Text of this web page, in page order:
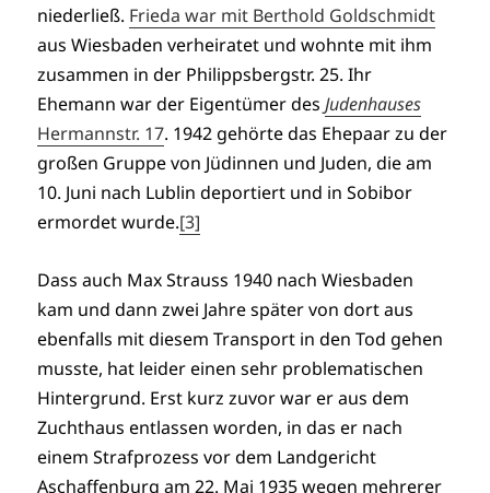
niederließ. Frieda war mit Berthold Goldschmidt
aus Wiesbaden verheiratet und wohnte mit ihm
zusammen in der Philippsbergstr. 25. Ihr
Ehemann war der Eigentümer desJudenhauses
Hermannstr. 17. 1942 gehörte das Ehepaar zu der
großen Gruppe von Jüdinnen und Juden, die am
10. Juni nach Lublin deportiert und in Sobibor
ermordet wurde.[3]
Dass auch Max Strauss 1940 nach Wiesbaden
kam und dann zwei Jahre später von dort aus
ebenfalls mit diesem Transport in den Tod gehen
musste, hat leider einen sehr problematischen
Hintergrund. Erst kurz zuvor war er aus dem
Zuchthaus entlassen worden, in das er nach
einem Strafprozess vor dem Landgericht
Aschaffenburg am 22. Mai 1935 wegen mehrerer